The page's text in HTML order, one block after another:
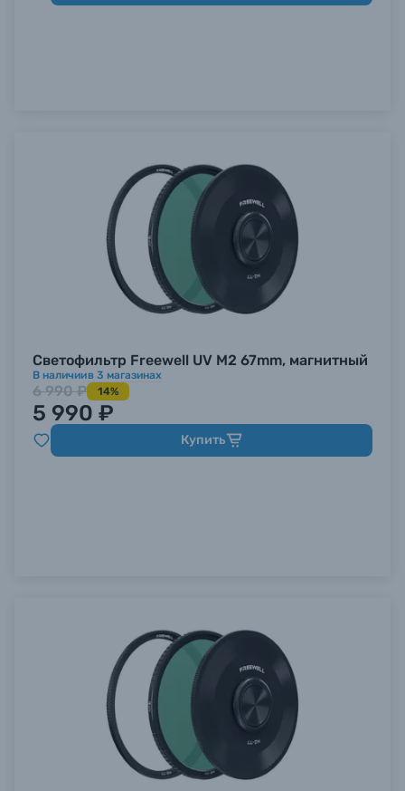
Светофильтр Freewell UV M2 67mm, магнитный
В наличиив 3 магазинах
6 990 ₽ 14%
5 990 ₽
Купить